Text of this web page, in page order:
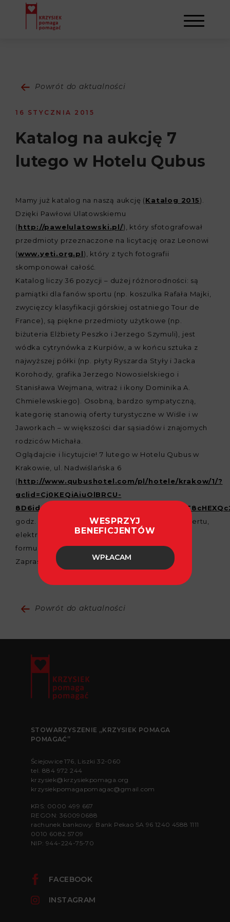
NAPISALI O NAS
DZIAŁALNOŚĆ
NASI BENEFICJENCI
WYDARZENIA
KONTAKT
Powrót do aktualności
16 STYCZNIA 2015
Katalog na aukcję 7
lutego w Hotelu Qubus
Mamy już katalog na naszą aukcję (Katalog 2015).
Dzięki Pawłowi Ulatowskiemu
(http://pawelulatowski.pl/), który sfotografował
przedmioty przeznaczone na licytację oraz Leonowi
(www.yeti.org.pl), który z tych fotografii
skomponował całość.
Katalog liczy 36 pozycji – dużej różnorodności: są
pamiątki dla fanów sportu (np. koszulka Rafała Majki,
zwycięzcy klasyfikacji górskiej ostatniego Tour de
France), są piękne przedmioty użytkowe (np.
biżuteria Elżbiety Peszko i Jerzego Szymuli), jest
wódka cytrynówka z Kurpiów, a w końcu sztuka z
najwyższej półki (np. płyty Ryszarda Styły i Jacka
Korohody, grafika Jerzego Nowosielskiego i
Stanisława Wejmana, witraż i ikony Dominika A.
Chmielewskiego). Osobną, bardzo sympatyczną,
kategorię stanowią oferty turystyczne w Wiśle i w
Jaworkach – w większości dar sąsiadów i znajomych
rodziców Michała.
Oglądajcie i licytujcie! 7 lutego w Hotelu Qubus w
Krakowie, ul. Nadwiślańska 6
(http://www.qubushotel.com/pl/hotele/krakow/1/?
gclid=Cj0KEQiAiuOlBRCU-
godz. 20.00. Aukcja odbędzie się podczas koncertu,
elektroniczna rezerwacja wejściówek przez
formularz obok.
Zapraszamy, Michał jest tego wart.
Powrót do aktualności
WESPRZYJ
BENEFICJENTÓW
WPŁACAM
STOWARZYSZENIE „KRZYSIEK POMAGA
POMAGAĆ”
Ściejowice 176, Liszki 32-060
tel. 884 972 244
krzysiek@krzysiekpomaga.org
krzysiekpomagapomagac@gmail.com
KRS: 0000 499 667
REGON: 360090688
rachunek bankowy: Bank Pekao SA 96 1240 4588 1111
0010 6082 5709
NIP: 944-224-75-70
FACEBOOK
INSTAGRAM